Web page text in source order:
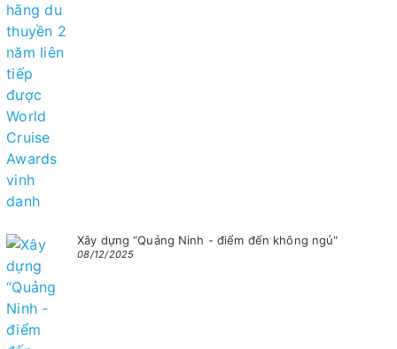
Xây dựng “Quảng Ninh - điểm đến không ngủ"
08/12/2025